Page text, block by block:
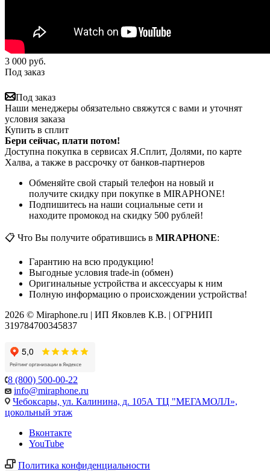
3 000 руб.
Под заказ
Под заказ
Наши менеджеры обязательно свяжутся с вами и уточнят
условия заказа
Купить в сплит
Бери сейчас, плати потом!
Доступна покупка в сервисах Я.Сплит, Долями, по карте
Халва, а также в рассрочку от банков-партнеров
Обменяйте свой старый телефон на новый и
получите скидку при покупке в MIRAPHONE!
Подпишитесь на наши социальные сети и
находите промокод на скидку 500 рублей!
📋 Что Вы получите обратившись в MIRAPHONE:
Гарантию на всю продукцию!
Выгодные условия trade-in (обмен)
Оригинальные устройства и аксессуары к ним
Полную информацию о происхождении устройства!
2026 © Miraphone.ru | ИП Яковлев К.В. | ОГРНИП
319784700345837
8 (800) 500-00-22
info@miraphone.ru
Чебоксары, ул. Калинина, д. 105А ТЦ "МЕГАМОЛЛ»,
цокольный этаж
Вконтакте
YouTube
Политика конфиденциальности